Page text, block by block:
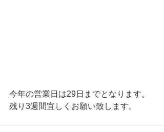
今年の営業日は29日までとなります。
残り3週間宜しくお願い致します。